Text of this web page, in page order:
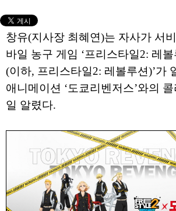
창유(지사장 최혜연)는 자사가 서
바일 농구 게임 ‘프리스타일2: 레
(이하, 프리스타일2: 레볼루션)’가
애니메이션 ‘도쿄리벤저스’와의
일 알렸다.